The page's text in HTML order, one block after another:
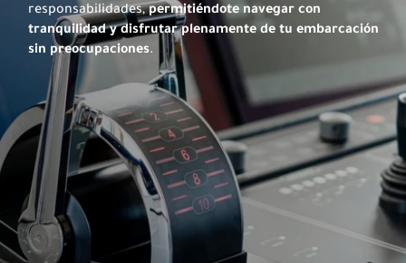
responsabilidades,permitiéndote navegar con
tranquilidad y disfrutar plenamente de tu embarcación
sin preocupaciones.